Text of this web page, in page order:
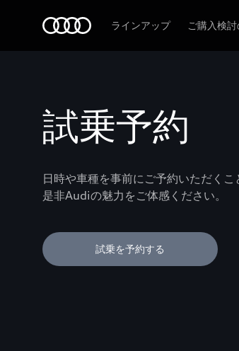
ラインアップ ご購入検
試乗予約
日時や車種を事前にご予約いただく
是非Audiの魅力をご体感ください。
試乗を予約する